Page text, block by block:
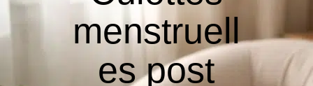
menstruell
es post